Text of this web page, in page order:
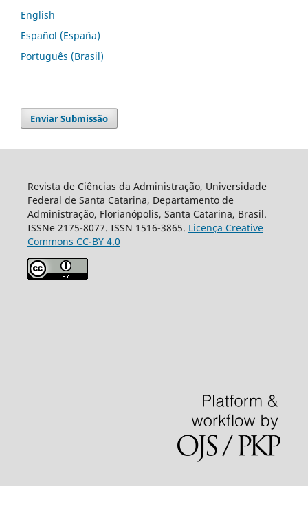
English
Español (España)
Português (Brasil)
Enviar Submissão
Revista de Ciências da Administração, Universidade
Federal de Santa Catarina, Departamento de
Administração, Florianópolis, Santa Catarina, Brasil.
ISSNe 2175-8077. ISSN 1516-3865. Licença Creative
Commons CC-BY 4.0